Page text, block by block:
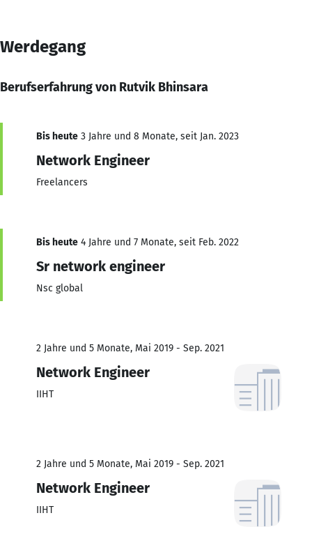
Werdegang
Berufserfahrung von Rutvik Bhinsara
Bis heute 3 Jahre und 8 Monate, seit Jan. 2023
Network Engineer
Freelancers
Bis heute 4 Jahre und 7 Monate, seit Feb. 2022
Sr network engineer
Nsc global
2 Jahre und 5 Monate, Mai 2019 - Sep. 2021
Network Engineer
IIHT
2 Jahre und 5 Monate, Mai 2019 - Sep. 2021
Network Engineer
IIHT